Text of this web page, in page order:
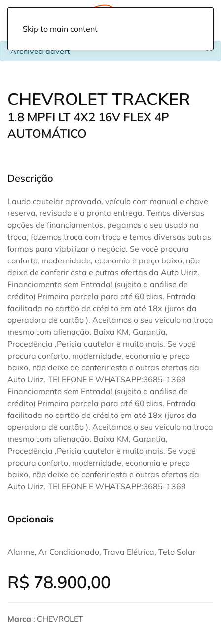
Skip to main content
×
info
Archived advert
CHEVROLET TRACKER
1.8 MPFI LT 4X2 16V FLEX 4P
AUTOMÁTICO
Descrição
Laudo cautelar aprovado, veículo com manual e chave
reserva, revisado e a pronta entrega. Temos diversas
opções de financiamentos, pegamos o seu usado na
troca, fazemos troca com troco e temos diversas outras
formas para viabilizar o negócio. Se você procura
conforto, modernidade, economia e preço baixo, não
deixe de conferir esta e outras ofertas da Auto Uiriz.
Financiamento sem Entrada! (sujeito a análise de
crédito) Primeira parcela para até 60 dias. Entrada
facilitada no cartão de crédito em até 18x (juros da
operadora de cartão ). Aceitamos o seu veiculo na troca
mesmo com alienação. Baixa KM, Garantia,
Procedência ,Pericia cautelar e muito mais. Se você
procura conforto, modernidade, economia e preço
baixo, não deixe de conferir esta e outras ofertas da
Auto Uiriz. TELEFONE E WHATSAPP:3685-1369
Financiamento sem Entrada! (sujeito a análise de
crédito) Primeira parcela para até 60 dias. Entrada
facilitada no cartão de crédito em até 18x (juros da
operadora de cartão ). Aceitamos o seu veiculo na troca
mesmo com alienação. Baixa KM, Garantia,
Procedência ,Pericia cautelar e muito mais. Se você
procura conforto, modernidade, economia e preço
baixo, não deixe de conferir esta e outras ofertas da
Auto Uiriz. TELEFONE E WHATSAPP:3685-1369
Opcionais
Alarme, Ar Condicionado, Trava Elétrica, Teto Solar
R$ 78.900,00
Marca : CHEVROLET